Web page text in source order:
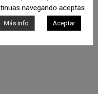
navegando aceptas
Más info Aceptar